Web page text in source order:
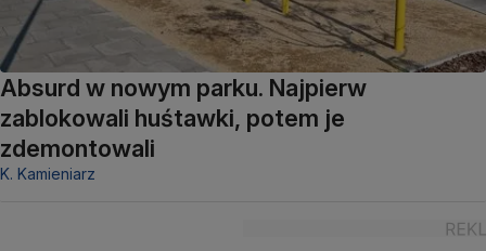
Absurd w nowym parku. Najpierw
zablokowali huśtawki, potem je
zdemontowali
K. Kamieniarz